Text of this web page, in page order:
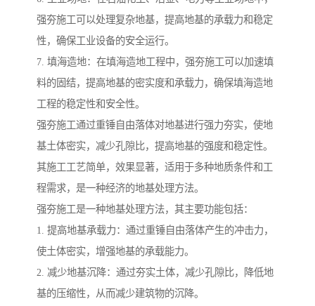
强夯施工可以处理复杂地基，提高地基的承载力和稳定
性，确保工业设备的安全运行。
7. 填海造地：在填海造地工程中，强夯施工可以加速填
料的固结，提高地基的密实度和承载力，确保填海造地
工程的稳定性和安全性。
强夯施工通过重锤自由落体对地基进行强力夯实，使地
基土体密实，减少孔隙比，提高地基的强度和稳定性。
其施工工艺简单，效果显著，适用于多种地质条件和工
程需求，是一种经济的地基处理方法。
强夯施工是一种地基处理方法，其主要功能包括：
1. 提高地基承载力：通过重锤自由落体产生的冲击力，
使土体密实，增强地基的承载能力。
2. 减少地基沉降：通过夯实土体，减少孔隙比，降低地
基的压缩性，从而减少建筑物的沉降。